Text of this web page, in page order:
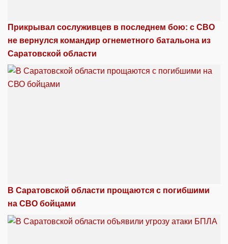
Прикрывал сослуживцев в последнем бою: с СВО
не вернулся командир огнеметного батальона из
Саратовской области
В Саратовской области прощаются с погибшими
на СВО бойцами